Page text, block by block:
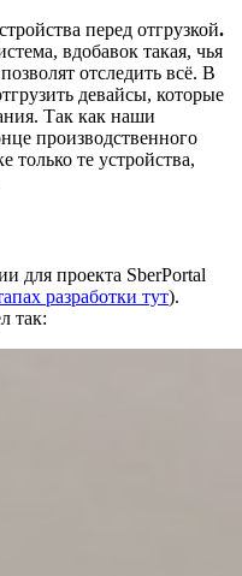
перед отгрузкой.
вдобавок такая, чья
отследить всё. В
девайсы, которые
Так как наши
производственного
только те устройства,
для проекта SberPortal
разработки тут).
так: